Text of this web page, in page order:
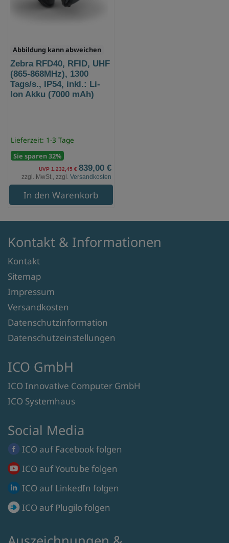
Abbildung kann abweichen
Zebra RFD40, RFID, UHF
(865-868MHz), 1300
Tags/s., IP54, inkl.: Li-
Ion Akku (7000 mAh)
Lieferzeit: 1-3 Tage
Sie sparen 32%
UVP 1.232,45 € 839,00 €
zzgl. MwSt., zzgl. Versandkosten
In den Warenkorb
Kontakt & Informationen
Kontakt
Sitemap
Impressum
Versandkosten
Datenschutzinformation
Datenschutzeinstellungen
ICO GmbH
ICO Innovative Computer GmbH
ICO Systemhaus
Social Media
ICO aufFacebookfolgen
ICO aufYoutube folgen
ICO aufLinkedIn folgen
ICO aufPlugilofolgen